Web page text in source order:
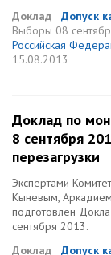
Доклад
Допуск
Выборы 08
Российская
15.08.2013
Доклад по
8 сентября
перезагрузки
Экспертами
Кыневым,
подготовлен
сентября 2013.
Доклад
Допуск